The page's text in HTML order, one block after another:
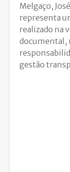
Melgaço,
representa
realizado na
documental,
gestão